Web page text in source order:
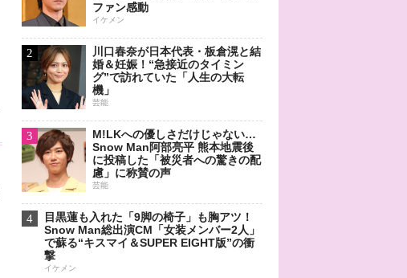
ファン感動
イケメン
2
川口春奈が日本代表・板倉滉と結
婚＆妊娠！“急接近のタイミン
グ”で訪れていた「人生の大転
機」
芸能
3
M!LKへの優しさだけじゃない…
Snow Man阿部亮平 熊本地震後
に投稿した「被災者への驚きの配
慮」に称賛の声
芸能
4
目黒蓮も入れた「9脚の椅子」も胸アツ！
Snow Man総出演CM「女装メンバー2人」
で蘇る“キスマイ＆SUPER EIGHT版”の衝
撃
イケメン